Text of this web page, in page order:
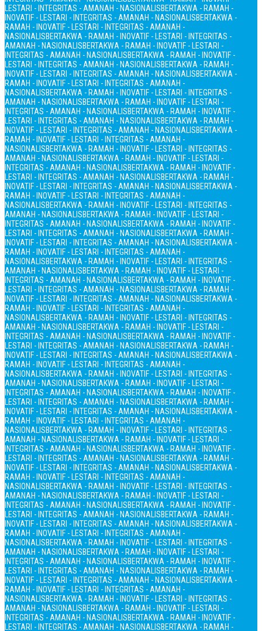
LESTARI - INTEGRITAS - AMANAH - NASIONALISBERTAKWA - RAMAH -
INOVATIF - LESTARI - INTEGRITAS - AMANAH - NASIONALISBERTAKWA -
RAMAH - INOVATIF - LESTARI - INTEGRITAS - AMANAH -
NASIONALISBERTAKWA - RAMAH - INOVATIF - LESTARI - INTEGRITAS -
AMANAH - NASIONALISBERTAKWA - RAMAH - INOVATIF - LESTARI -
INTEGRITAS - AMANAH - NASIONALISBERTAKWA - RAMAH - INOVATIF -
LESTARI - INTEGRITAS - AMANAH - NASIONALISBERTAKWA - RAMAH -
INOVATIF - LESTARI - INTEGRITAS - AMANAH - NASIONALISBERTAKWA -
RAMAH - INOVATIF - LESTARI - INTEGRITAS - AMANAH -
NASIONALISBERTAKWA - RAMAH - INOVATIF - LESTARI - INTEGRITAS -
AMANAH - NASIONALISBERTAKWA - RAMAH - INOVATIF - LESTARI -
INTEGRITAS - AMANAH - NASIONALISBERTAKWA - RAMAH - INOVATIF -
LESTARI - INTEGRITAS - AMANAH - NASIONALISBERTAKWA - RAMAH -
INOVATIF - LESTARI - INTEGRITAS - AMANAH - NASIONALISBERTAKWA -
RAMAH - INOVATIF - LESTARI - INTEGRITAS - AMANAH -
NASIONALISBERTAKWA - RAMAH - INOVATIF - LESTARI - INTEGRITAS -
AMANAH - NASIONALISBERTAKWA - RAMAH - INOVATIF - LESTARI -
INTEGRITAS - AMANAH - NASIONALISBERTAKWA - RAMAH - INOVATIF -
LESTARI - INTEGRITAS - AMANAH - NASIONALISBERTAKWA - RAMAH -
INOVATIF - LESTARI - INTEGRITAS - AMANAH - NASIONALISBERTAKWA -
RAMAH - INOVATIF - LESTARI - INTEGRITAS - AMANAH -
NASIONALISBERTAKWA - RAMAH - INOVATIF - LESTARI - INTEGRITAS -
AMANAH - NASIONALISBERTAKWA - RAMAH - INOVATIF - LESTARI -
INTEGRITAS - AMANAH - NASIONALISBERTAKWA - RAMAH - INOVATIF -
LESTARI - INTEGRITAS - AMANAH - NASIONALISBERTAKWA - RAMAH -
INOVATIF - LESTARI - INTEGRITAS - AMANAH - NASIONALISBERTAKWA -
RAMAH - INOVATIF - LESTARI - INTEGRITAS - AMANAH -
NASIONALISBERTAKWA - RAMAH - INOVATIF - LESTARI - INTEGRITAS -
AMANAH - NASIONALISBERTAKWA - RAMAH - INOVATIF - LESTARI -
INTEGRITAS - AMANAH - NASIONALISBERTAKWA - RAMAH - INOVATIF -
LESTARI - INTEGRITAS - AMANAH - NASIONALISBERTAKWA - RAMAH -
INOVATIF - LESTARI - INTEGRITAS - AMANAH - NASIONALISBERTAKWA -
RAMAH - INOVATIF - LESTARI - INTEGRITAS - AMANAH -
NASIONALISBERTAKWA - RAMAH - INOVATIF - LESTARI - INTEGRITAS -
AMANAH - NASIONALISBERTAKWA - RAMAH - INOVATIF - LESTARI -
INTEGRITAS - AMANAH - NASIONALISBERTAKWA - RAMAH - INOVATIF -
LESTARI - INTEGRITAS - AMANAH - NASIONALISBERTAKWA - RAMAH -
INOVATIF - LESTARI - INTEGRITAS - AMANAH - NASIONALISBERTAKWA -
RAMAH - INOVATIF - LESTARI - INTEGRITAS - AMANAH -
NASIONALISBERTAKWA - RAMAH - INOVATIF - LESTARI - INTEGRITAS -
AMANAH - NASIONALISBERTAKWA - RAMAH - INOVATIF - LESTARI -
INTEGRITAS - AMANAH - NASIONALISBERTAKWA - RAMAH - INOVATIF -
LESTARI - INTEGRITAS - AMANAH - NASIONALISBERTAKWA - RAMAH -
INOVATIF - LESTARI - INTEGRITAS - AMANAH - NASIONALISBERTAKWA -
RAMAH - INOVATIF - LESTARI - INTEGRITAS - AMANAH -
NASIONALISBERTAKWA - RAMAH - INOVATIF - LESTARI - INTEGRITAS -
AMANAH - NASIONALISBERTAKWA - RAMAH - INOVATIF - LESTARI -
INTEGRITAS - AMANAH - NASIONALISBERTAKWA - RAMAH - INOVATIF -
LESTARI - INTEGRITAS - AMANAH - NASIONALISBERTAKWA - RAMAH -
INOVATIF - LESTARI - INTEGRITAS - AMANAH - NASIONALISBERTAKWA -
RAMAH - INOVATIF - LESTARI - INTEGRITAS - AMANAH -
NASIONALISBERTAKWA - RAMAH - INOVATIF - LESTARI - INTEGRITAS -
AMANAH - NASIONALISBERTAKWA - RAMAH - INOVATIF - LESTARI -
INTEGRITAS - AMANAH - NASIONALISBERTAKWA - RAMAH - INOVATIF -
LESTARI - INTEGRITAS - AMANAH - NASIONALISBERTAKWA - RAMAH -
INOVATIF - LESTARI - INTEGRITAS - AMANAH - NASIONALISBERTAKWA -
RAMAH - INOVATIF - LESTARI - INTEGRITAS - AMANAH -
NASIONALISBERTAKWA - RAMAH - INOVATIF - LESTARI - INTEGRITAS -
AMANAH - NASIONALISBERTAKWA - RAMAH - INOVATIF - LESTARI -
INTEGRITAS - AMANAH - NASIONALISBERTAKWA - RAMAH - INOVATIF -
LESTARI - INTEGRITAS - AMANAH - NASIONALISBERTAKWA - RAMAH -
INOVATIF - LESTARI - INTEGRITAS - AMANAH - NASIONALISBERTAKWA -
RAMAH - INOVATIF - LESTARI - INTEGRITAS - AMANAH -
NASIONALISBERTAKWA - RAMAH - INOVATIF - LESTARI - INTEGRITAS -
AMANAH - NASIONALISBERTAKWA - RAMAH - INOVATIF - LESTARI -
INTEGRITAS - AMANAH - NASIONALISBERTAKWA - RAMAH - INOVATIF -
LESTARI - INTEGRITAS - AMANAH - NASIONALISBERTAKWA - RAMAH -